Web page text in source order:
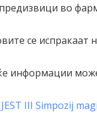
во
се испракаат
информации
III Simpozij